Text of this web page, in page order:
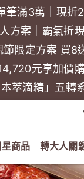
筆滿3萬｜現折
方案｜霸氣折
節限定方案 買8
元享加價
萃滴精」五轉
商品 轉大人關